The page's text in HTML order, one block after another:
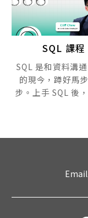
SQL 課程
SQL 是和資料溝
的現今，蹲好馬
步。上手 SQL 後
Email